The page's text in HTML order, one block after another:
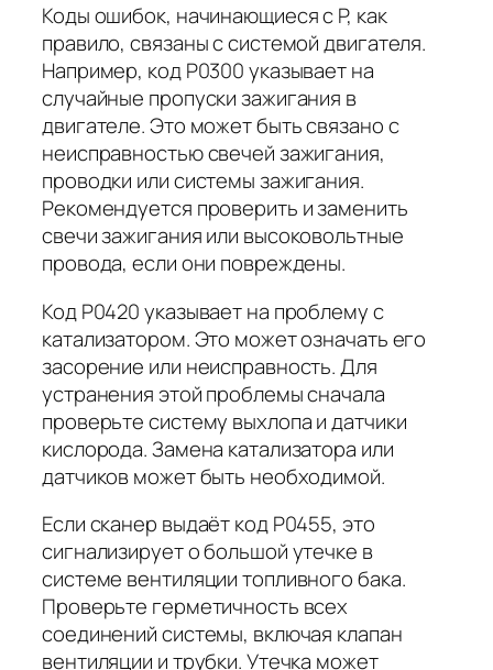
Коды ошибок, начинающиеся с P, как
правило, связаны с системой двигателя.
Например, код P0300 указывает на
случайные пропуски зажигания в
двигателе. Это может быть связано с
неисправностью свечей зажигания,
проводки или системы зажигания.
Рекомендуется проверить и заменить
свечи зажигания или высоковольтные
провода, если они повреждены.
Код P0420 указывает на проблему с
катализатором. Это может означать его
засорение или неисправность. Для
устранения этой проблемы сначала
проверьте систему выхлопа и датчики
кислорода. Замена катализатора или
датчиков может быть необходимой.
Если сканер выдаёт код P0455, это
сигнализирует о большой утечке в
системе вентиляции топливного бака.
Проверьте герметичность всех
соединений системы, включая клапан
вентиляции и трубки. Утечка может